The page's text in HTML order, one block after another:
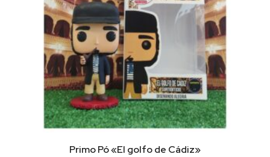
Primo Pó «El golfo de Cádiz»